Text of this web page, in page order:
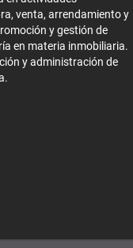
venta, arrendamiento y
y gestión de
en materia inmobiliaria.
y administración de